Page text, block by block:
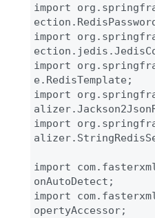
import
import
import
e.RedisTemplate;
import
import
import
onAutoDetect;
import
opertyAccessor;